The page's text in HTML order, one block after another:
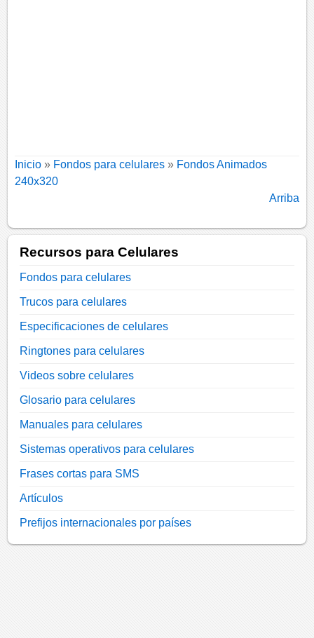
Inicio » Fondos para celulares » Fondos Animados
240x320
Arriba
Recursos para Celulares
Fondos para celulares
Trucos para celulares
Especificaciones de celulares
Ringtones para celulares
Videos sobre celulares
Glosario para celulares
Manuales para celulares
Sistemas operativos para celulares
Frases cortas para SMS
Artículos
Prefijos internacionales por países